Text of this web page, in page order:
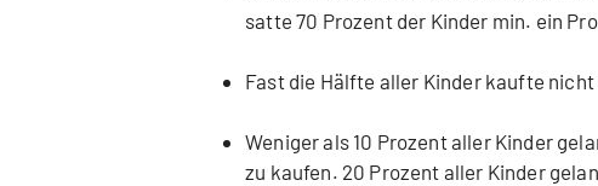
satte 70 Prozent der Kinder min. ein
Fast die Hälfte aller Kinder kaufte
Weniger als 10 Prozent aller Kinder
zu kaufen. 20 Prozent aller Kinder